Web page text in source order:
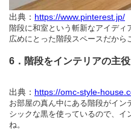
出典： https://www.pinterest.jp/
階段に和室という斬新なアイディ
広めにとった階段スペースだから
6．階段をインテリアの主
出典： https://omc-style-
お部屋の真ん中にある階段がイン
シックな黒を使っているので、イ
ね。